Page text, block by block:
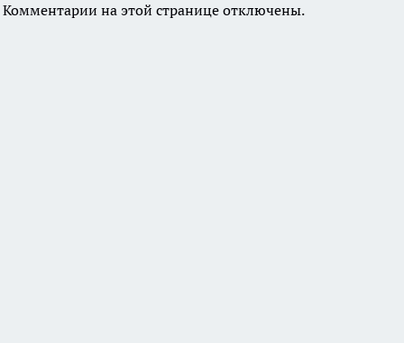
Комментарии на этой странице отключены.